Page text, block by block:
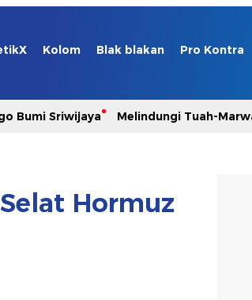
Kolom Blak blakan Pro Kontra
Bumi Sriwijaya Melindungi Tuah-
Hormuz